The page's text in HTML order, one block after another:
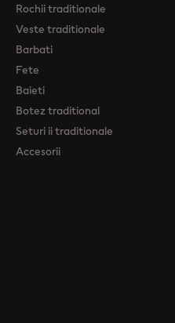
Rochii traditionale
Veste traditionale
Barbati
Fete
Baieti
Botez traditional
Seturi ii traditionale
Accesorii